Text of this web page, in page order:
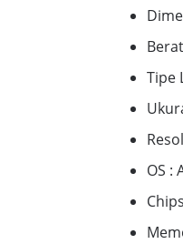
Tipe
OS :